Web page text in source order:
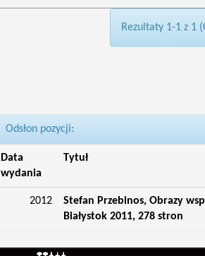
Rezultaty 1-1 z 1
Odsłon pozycji:
Data
wydania
Tytuł
2012
Stefan Przebinos, Obrazy
Białystok 2011, 278 stron